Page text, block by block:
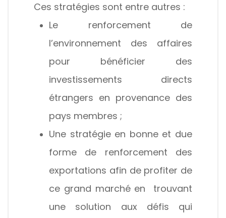
Ces stratégies sont entre autres :
Le renforcement de
l’environnement des affaires
pour bénéficier des
investissements directs
étrangers en provenance des
pays membres ;
Une stratégie en bonne et due
forme de renforcement des
exportations afin de profiter de
ce grand marché en trouvant
une solution aux défis qui